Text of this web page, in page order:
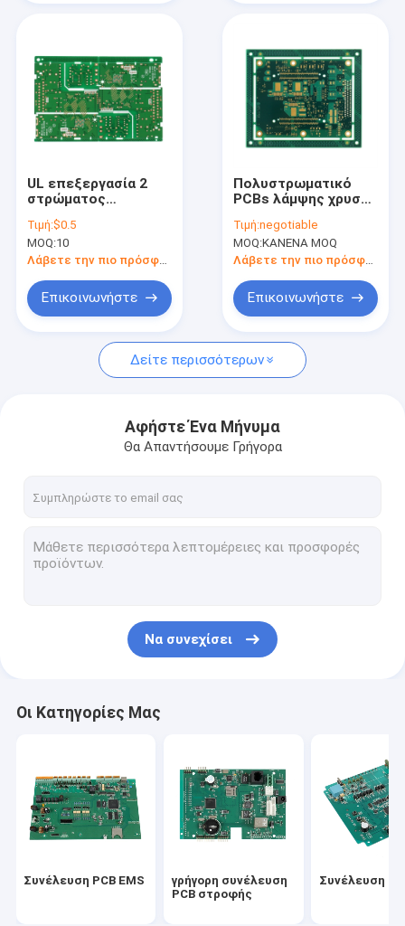
Περίπου εμείς
Γύρος εργοστασίων
Ζητήστε ένα απόσπασμα
Συνέλευση PCB EMS
γρήγορη συνέλευση PCB στροφής
Με το κλειδί στο χέρι συνέλευση PCB
2 στρώματα PCB
ΠΟΛΥΣΤΡΩΜΑΤΙΚΟ PCBS
Εύκαμπτο PCBs
ιατρικό pcba
Βιομηχανική συνέλευση PCB
UL επεξεργασία 2
στρώματος
πινάκων 9um-210um
πολυστρωματική
Τιμή:$0.5
MOQ:10
Λάβετε την πιο πρόσφατη τιμή
Επικοινωνήστε
Πολυστρωματικό
PCBs λάμψης χρυσό
κατασκευής Rogers
HDI
Τιμή:negotiable
MOQ:ΚΑΝΕΝΑ MOQ
Λάβετε την πιο πρόσφατη τιμή
Επικοινωνήστε
Δείτε περισσότερων
Αφήστε Ένα Μήνυμα
Θα Απαντήσουμε Γρήγορα
Να συνεχίσει
Οι Κατηγορίες Μας
Συνέλευση PCB EMS
γρήγορη συνέλευση
PCB στροφής
Συνέλευση